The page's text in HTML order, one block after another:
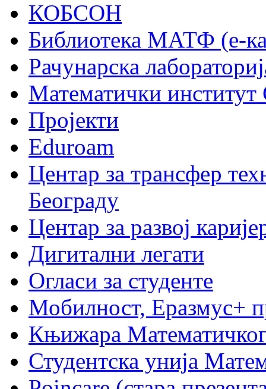
КОБСОН
Библиотека МАТФ (е-
Рачунарска
Математички
Пројекти
Eduroam
Центар за трансфер
Београду
Центар за развој
Дигитални легати
Огласи за студенте
Мобилност, Еразмус+
Књижара
Студентска унија